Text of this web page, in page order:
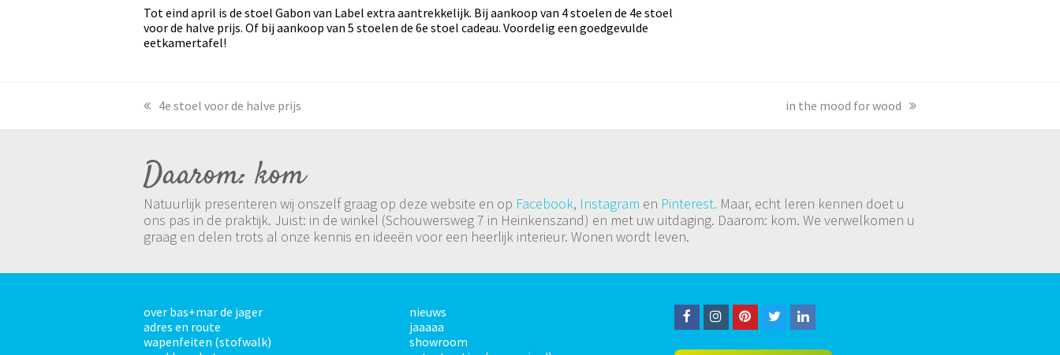
Tot eind april is de stoel Gabon van Label extra aantrekkelijk. Bij aankoop van 4 stoelen de 4e stoel
voor de halve prijs. Of bij aankoop van 5 stoelen de 6e stoel cadeau. Voordelig een goedgevulde
eetkamertafel!
previous
4e stoel voor de halve prijs
next
in the mood for wood
Daarom: kom
Natuurlijk presenteren wij onszelf graag op deze website en op Facebook, Instagram en Pinterest. Maar, echt leren kennen doet u
ons pas in de praktijk. Juist: in de winkel (Schouwersweg 7 in Heinkenszand) en met uw uitdaging. Daarom: kom. We verwelkomen u
graag en delen trots al onze kennis en ideeën voor een heerlijk interieur. Wonen wordt leven.
over bas+mar de jager
adres en route
wapenfeiten (stofwalk)
nieuws
jaaaaa
showroom
T
L